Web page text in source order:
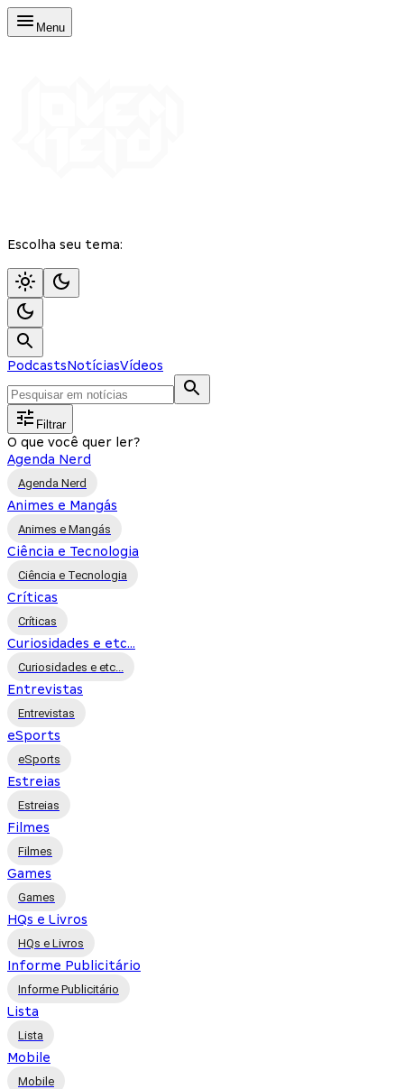
Menu
Escolha seu tema:
PodcastsNotíciasVídeos
Filtrar
O que você quer ler?
Agenda Nerd
Agenda Nerd
Animes e Mangás
Animes e Mangás
Ciência e Tecnologia
Ciência e Tecnologia
Críticas
Críticas
Curiosidades e etc...
Curiosidades e etc...
Entrevistas
Entrevistas
eSports
eSports
Estreias
Estreias
Filmes
Filmes
Games
Games
HQs e Livros
HQs e Livros
Informe Publicitário
Informe Publicitário
Lista
Lista
Mobile
Mobile